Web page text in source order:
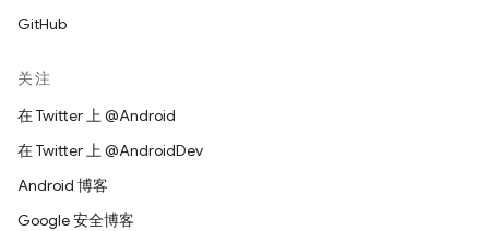
GitHub
关注
在 Twitter 上 @Android
在 Twitter 上 @AndroidDev
Android 博客
Google 安全博客